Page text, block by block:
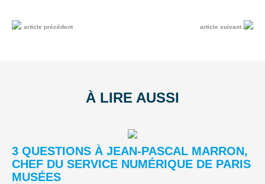
article précédent article suivant
À LIRE AUSSI
3 QUESTIONS À JEAN-PASCAL MARRON,
CHEF DU SERVICE NUMÉRIQUE DE PARIS
MUSÉES